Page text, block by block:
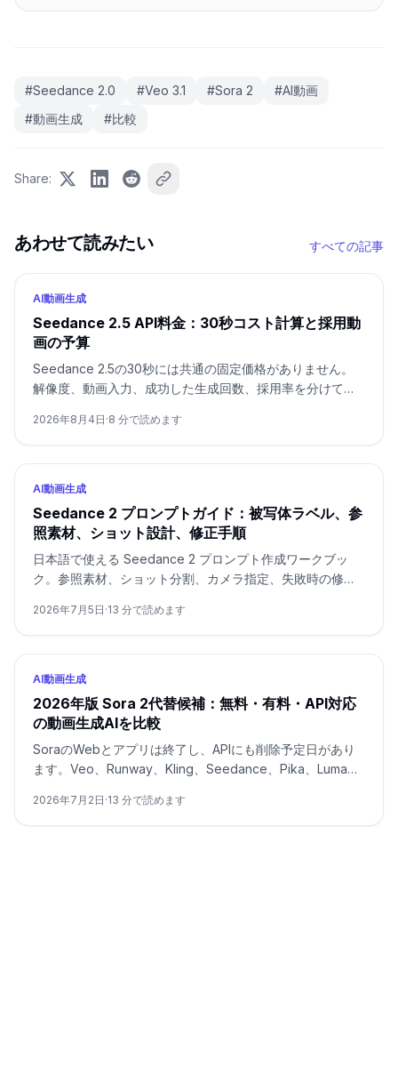
#Seedance 2.0 #Veo 3.1 #Sora 2 #AI動画
#動画生成 #比較
Share:
あわせて読みたい すべての記事
AI動画生成
Seedance 2.5 API料金：30秒コスト計算と採用動
画の予算
Seedance 2.5の30秒には共通の固定価格がありません。
解像度、動画入力、成功した生成回数、採用率を分けて計
2026年8月4日 ·8 分で読めます
AI動画生成
Seedance 2 プロンプトガイド：被写体ラベル、参
照素材、ショット設計、修正手順
日本語で使える Seedance 2 プロンプト作成ワークブッ
ク。参照素材、ショット分割、カメラ指定、失敗時の修正
2026年7月5日 ·13 分で読めます
AI動画生成
2026年版 Sora 2代替候補：無料・有料・API対応
の動画生成AIを比較
SoraのWebとアプリは終了し、APIにも削除予定日があり
ます。Veo、Runway、Kling、Seedance、Pika、Luma、
のルート別に選びます。
2026年7月2日 ·13 分で読めます